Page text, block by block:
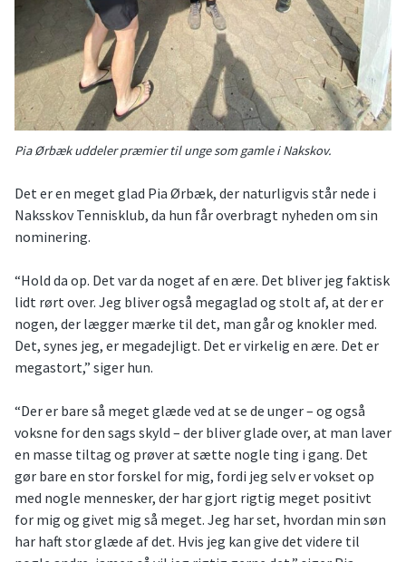
Pia Ørbæk uddeler præmier til unge som gamle i Nakskov.
Det er en meget glad Pia Ørbæk, der naturligvis står nede i
Naksskov Tennisklub, da hun får overbragt nyheden om sin
nominering.
“Hold da op. Det var da noget af en ære. Det bliver jeg faktisk
lidt rørt over. Jeg bliver også megaglad og stolt af, at der er
nogen, der lægger mærke til det, man går og knokler med.
Det, synes jeg, er megadejligt. Det er virkelig en ære. Det er
megastort,” siger hun.
“Der er bare så meget glæde ved at se de unger – og også
voksne for den sags skyld – der bliver glade over, at man laver
en masse tiltag og prøver at sætte nogle ting i gang. Det
gør bare en stor forskel for mig, fordi jeg selv er vokset op
med nogle mennesker, der har gjort rigtig meget positivt
for mig og givet mig så meget. Jeg har set, hvordan min søn
har haft stor glæde af det. Hvis jeg kan give det videre til